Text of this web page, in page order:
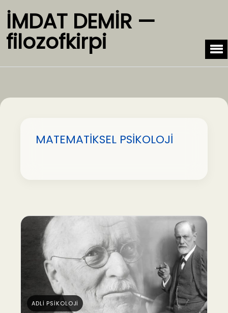
İMDAT DEMİR —
filozofkirpi
MATEMATİKSEL PSİKOLOJİ
ADLİ PSİKOLOJİ